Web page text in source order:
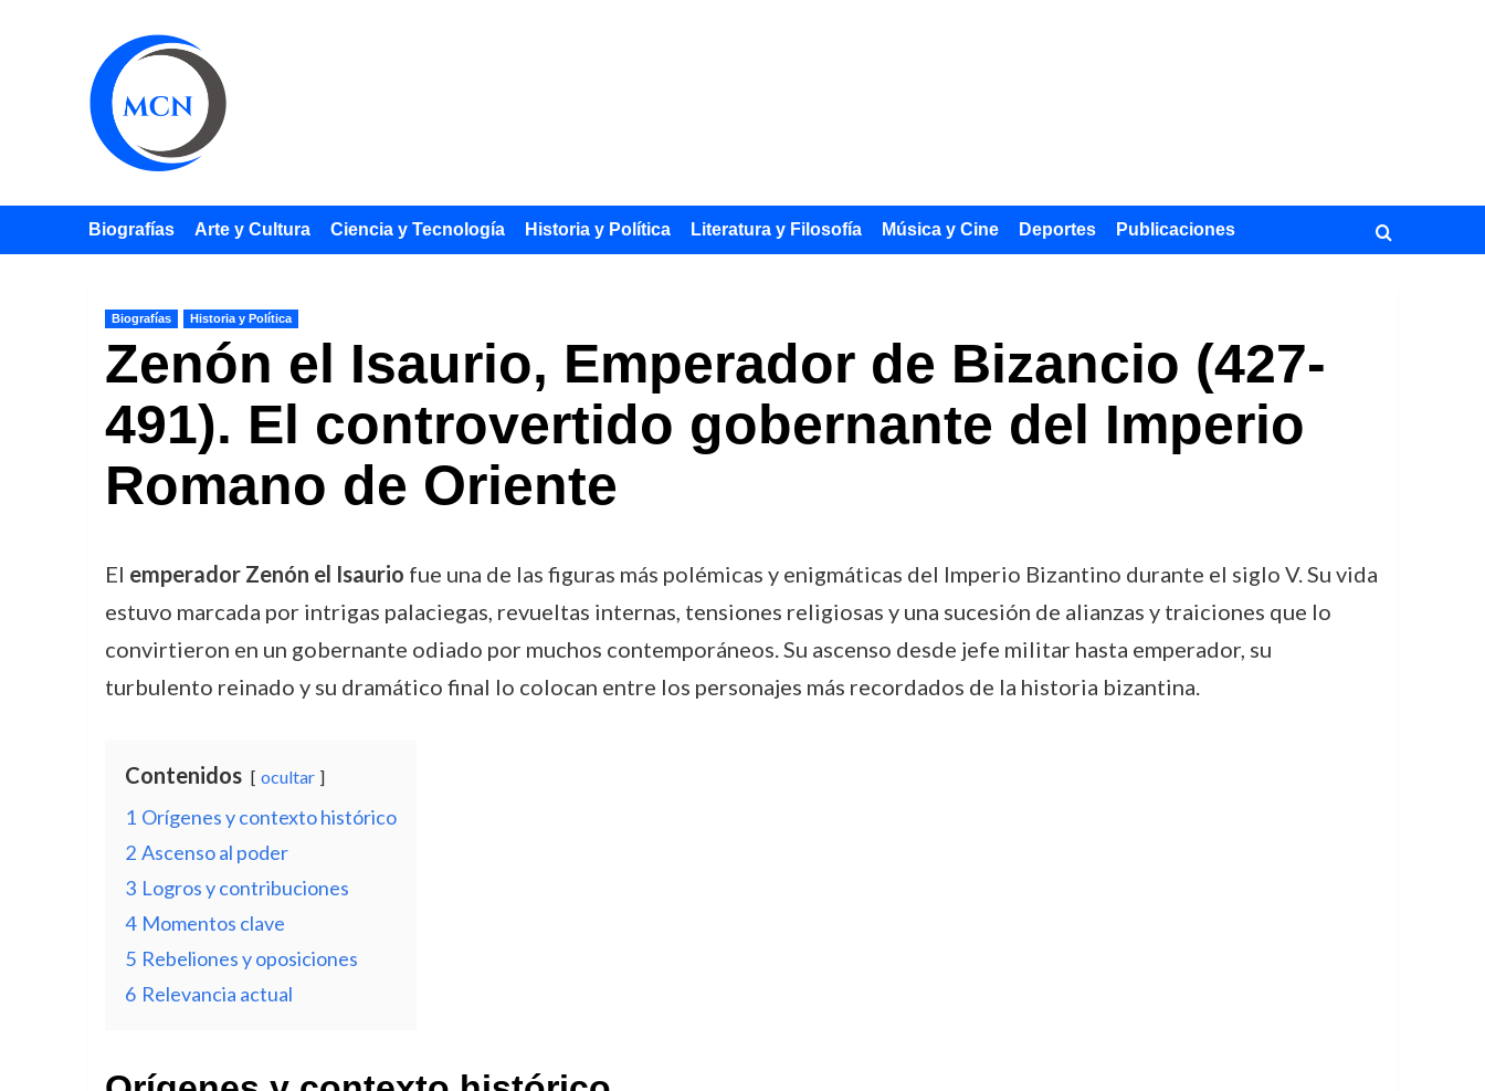
Biografías Arte y Cultura Ciencia y Tecnología Historia y Política Literatura y Filosofía Música y Cine Deportes Publicaciones
Biografías Historia y Política
Zenón el Isaurio, Emperador de Bizancio (427-
491). El controvertido gobernante del Imperio
Romano de Oriente
El emperador Zenón el Isaurio fue una de las figuras más polémicas y enigmáticas del Imperio Bizantino durante el siglo V. Su vida
estuvo marcada por intrigas palaciegas, revueltas internas, tensiones religiosas y una sucesión de alianzas y traiciones que lo
convirtieron en un gobernante odiado por muchos contemporáneos. Su ascenso desde jefe militar hasta emperador, su
turbulento reinado y su dramático final lo colocan entre los personajes más recordados de la historia bizantina.
Contenidos ocultar
1 Orígenes y contexto histórico
2 Ascenso al poder
3 Logros y contribuciones
4 Momentos clave
5 Rebeliones y oposiciones
6 Relevancia actual